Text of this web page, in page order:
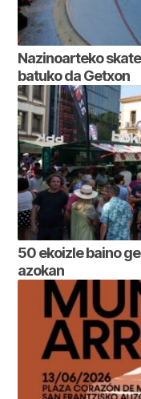
Nazinoarteko
batuko da Getxon
50 ekoizle baino
azokan